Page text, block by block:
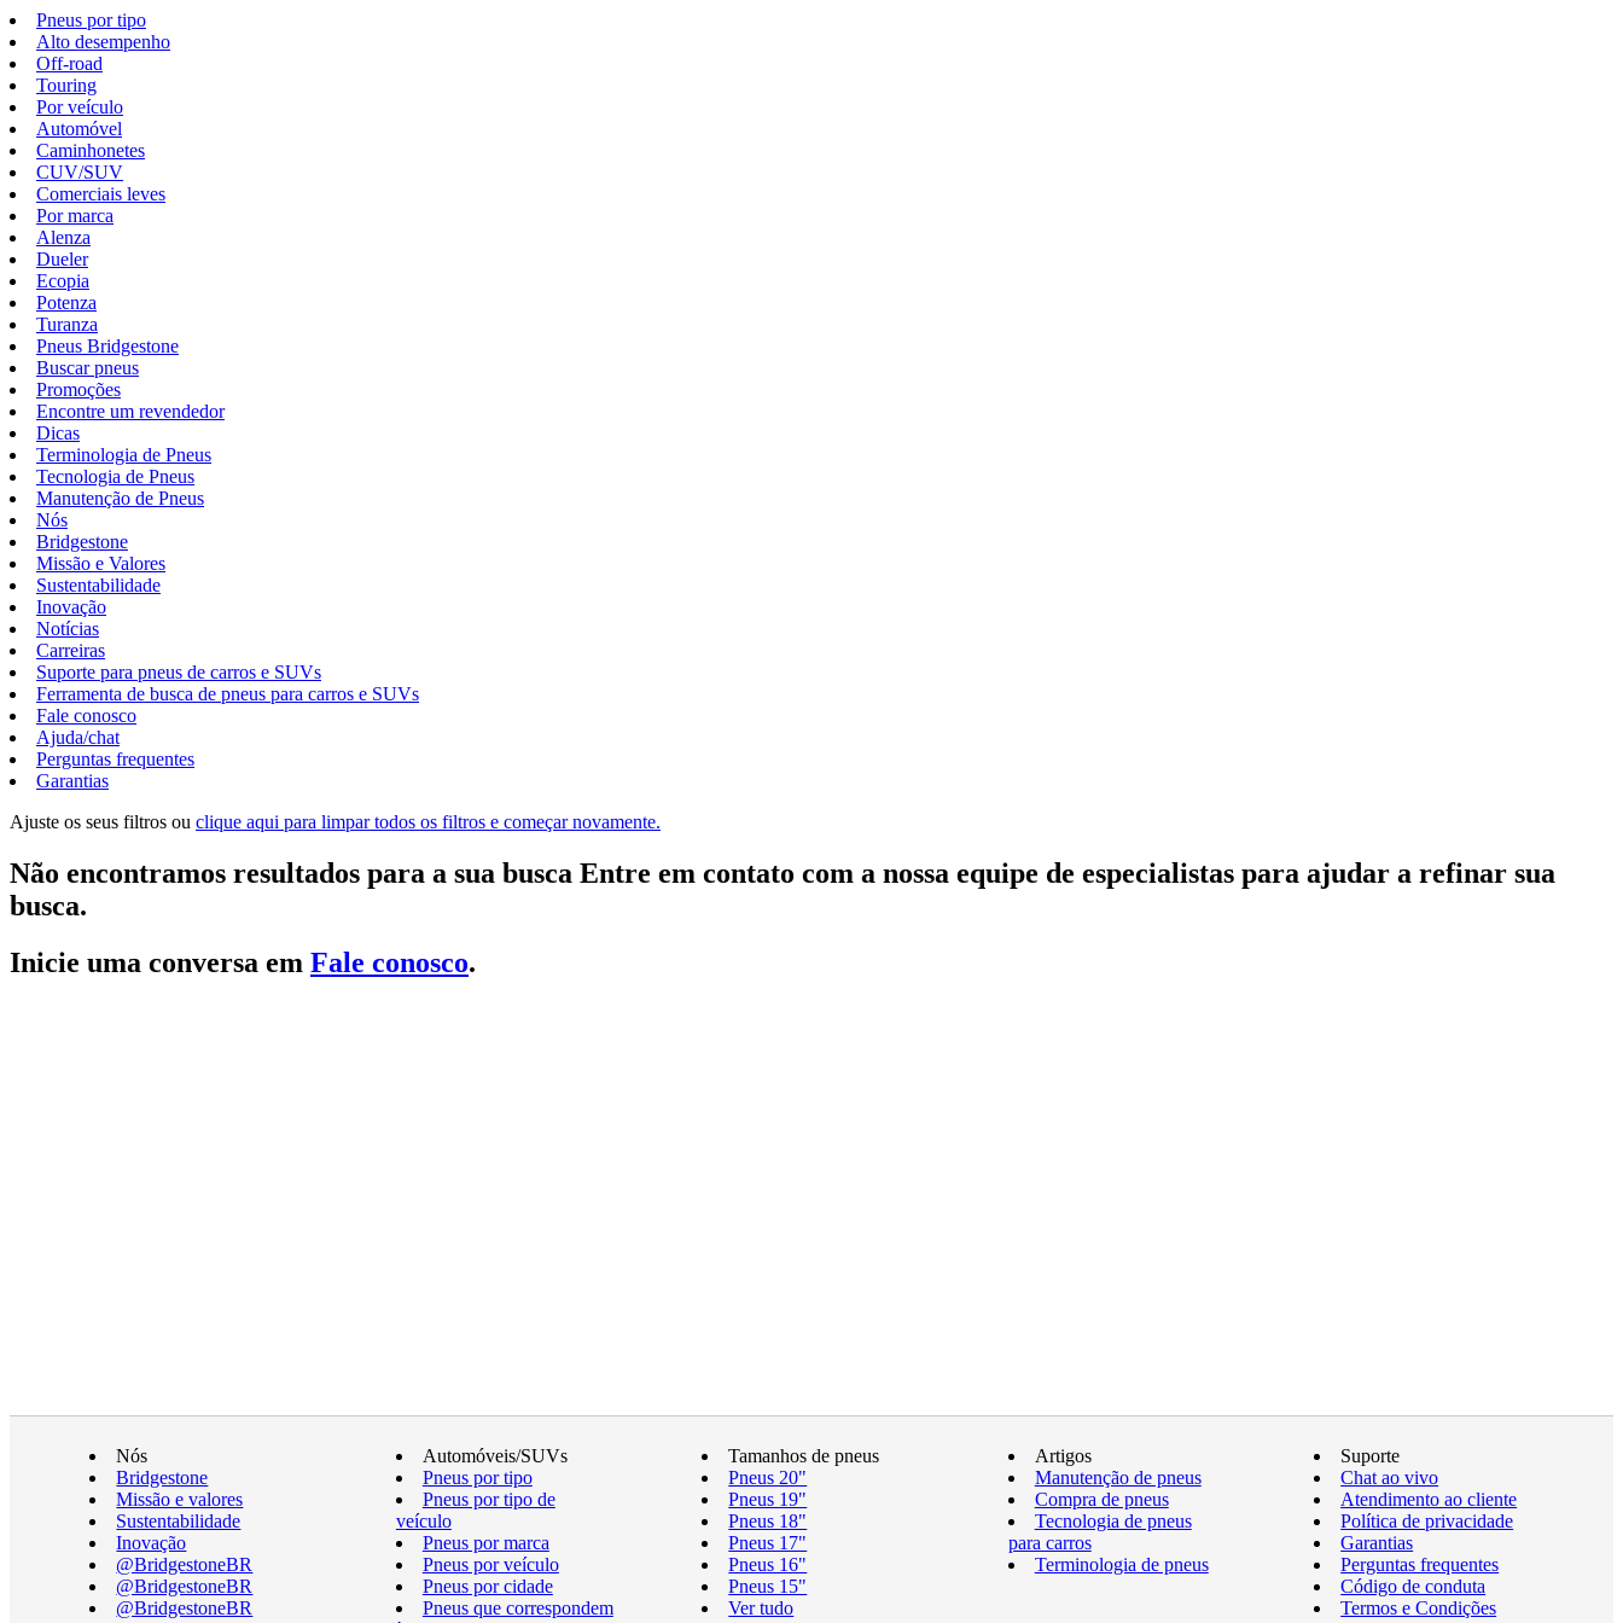
Pneus por tipo
Alto desempenho
Off-road
Touring
Por veículo
Automóvel
Caminhonetes
CUV/SUV
Comerciais leves
Por marca
Alenza
Dueler
Ecopia
Potenza
Turanza
Pneus Bridgestone
Buscar pneus
Promoções
Encontre um revendedor
Dicas
Terminologia de Pneus
Tecnologia de Pneus
Manutenção de Pneus
Nós
Bridgestone
Missão e Valores
Sustentabilidade
Inovação
Notícias
Carreiras
Suporte para pneus de carros e SUVs
Ferramenta de busca de pneus para carros e SUVs
Fale conosco
Ajuda/chat
Perguntas frequentes
Garantias
Ajuste os seus filtros ou clique aqui para limpar todos os filtros e começar novamente.
Não encontramos resultados para a sua busca Entre em contato com a nossa equipe de especialistas para ajudar a refinar sua
busca.
Inicie uma conversa em Fale conosco.
Nós
Bridgestone
Missão e valores
Sustentabilidade
Inovação
@BridgestoneBR
@BridgestoneBR
@BridgestoneBR
Automóveis/SUVs
Pneus por tipo
Pneus por tipo de
veículo
Pneus por marca
Pneus por veículo
Pneus por cidade
Pneus que correspondem
Tamanhos de pneus
Pneus 20"
Pneus 19"
Pneus 18"
Pneus 17"
Pneus 16"
Pneus 15"
Ver tudo
Artigos
Manutenção de pneus
Compra de pneus
Tecnologia de pneus
para carros
Terminologia de pneus
Suporte
Chat ao vivo
Atendimento ao cliente
Política de privacidade
Garantias
Perguntas frequentes
Código de conduta
Termos e Condições